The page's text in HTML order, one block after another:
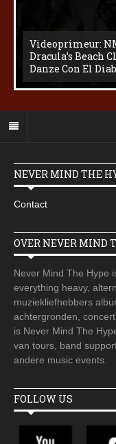
Videoprimeur:
Dracula’s Beach
Danze Con El
NEVER MIND THE
Contact
OVER NEVER MIND
Never Mind The Hype
everything heavy,
muziekliefhebbers
achtergronden,
is Never Mind The
van tours, band
andere music events.
FOLLOW US